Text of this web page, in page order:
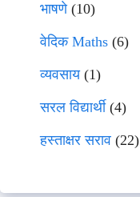
भाषणे(10)
वेदिक Maths (6)
व्यवसाय(1)
सरल विद्यार्थी(4)
हस्ताक्षर सराव (22)